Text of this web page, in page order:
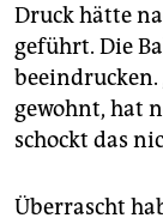
Druck hätte
geführt. Die
beeindrucken.
gewohnt, hat
schockt das
Überrascht